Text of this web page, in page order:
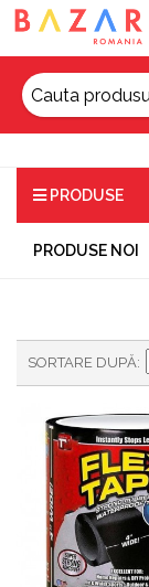
PRODUSE
PRODUSE NOI
SORTARE DUPĂ